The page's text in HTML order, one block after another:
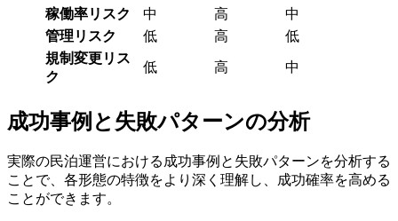
稼働率リスク 中 高
中
管理リスク
低 高
低
規制変更リス
ク
低 高 中
成功事例と失敗パターンの分析
実際の民泊運営における成功事例と失敗パターンを分析する
ことで、各形態の特徴をより深く理解し、成功確率を高める
ことができます。